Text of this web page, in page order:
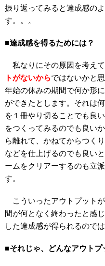
振り返ってみると達成感の
す。。。
■達成感を得るためには？
私なりにその原因を考え
トがないからではないかと
年始の休みの期間で何か形
ができたとします。それは
を１冊やり切ることでも良
をつくってみるのでも良い
ら離れて、かねてからつく
などを仕上げるのでも良い
ームをクリアーするのも立
す。
こういったアウトプット
間が何となく終わったと感
した達成感が得られるので
■それじゃ、どんなアウトプ